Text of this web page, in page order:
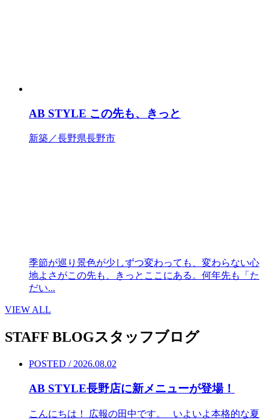
AB STYLE この先も、きっと
新築／長野県長野市
季節が巡り景色が少しずつ変わっても、変わらない心
地よさがこの先も、きっとここにある。何年先も「た
だい...
VIEW ALL
STAFF BLOGスタッフブログ
POSTED / 2026.08.02
AB STYLE長野店に新メニューが登場！
こんにちは！ 広報の田中です。 いよいよ本格的な夏